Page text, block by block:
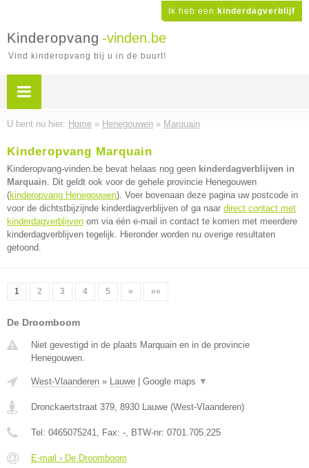
Ik heb een kinderdagverblijf
Kinderopvang -vinden.be
Vind kinderopvang bij u in de buurt!
U bent nu hier: Home » Henegouwen » Marquain
Kinderopvang Marquain
Kinderopvang-vinden.be bevat helaas nog geen kinderdagverblijven in
Marquain. Dit geldt ook voor de gehele provincie Henegouwen
(kinderopvang Henegouwen). Voer bovenaan deze pagina uw postcode in
voor de dichtstbijzijnde kinderdagverblijven of ga naar direct contact met
kinderdagverblijven om via één e-mail in contact te komen met meerdere
kinderdagverblijven tegelijk. Hieronder worden nu overige resultaten
getoond.
1 2 3 4 5 » »»
De Droomboom
Niet gevestigd in de plaats Marquain en in de provincie
Henegouwen.
West-Vlaanderen » Lauwe Google maps ▼
Dronckaertstraat 379, 8930 Lauwe (West-Vlaanderen)
Tel: 0465075241, Fax: -, BTW-nr: 0701.705.225
E-mail › De Droomboom